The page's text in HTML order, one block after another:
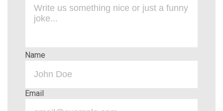
Name
Email